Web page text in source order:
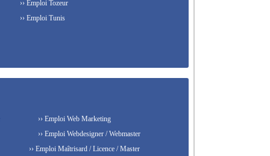
›› Emploi Tozeur
›› Emploi Tunis
›› Emploi Web Marketing
›› Emploi Webdesigner / Webmaster
›› Emploi Maîtrisard / Licence / Master